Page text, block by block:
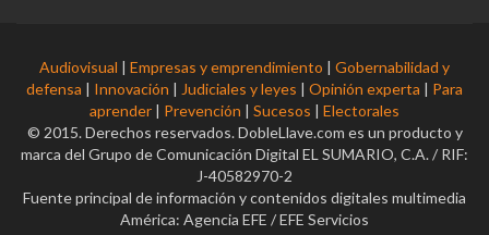
Audiovisual | Empresas y emprendimiento | Gobernabilidad y
defensa | Innovación | Judiciales y leyes | Opinión experta | Para
aprender | Prevención | Sucesos | Electorales
© 2015. Derechos reservados. DobleLlave.com es un producto y
marca del Grupo de Comunicación Digital EL SUMARIO, C.A. / RIF:
J-40582970-2
Fuente principal de información y contenidos digitales multimedia
América: Agencia EFE / EFE Servicios